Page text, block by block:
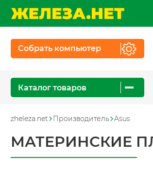
Собрать компьютер
Каталог товаров
zheleza.net Производитель Asus
МАТЕРИНСКИЕ